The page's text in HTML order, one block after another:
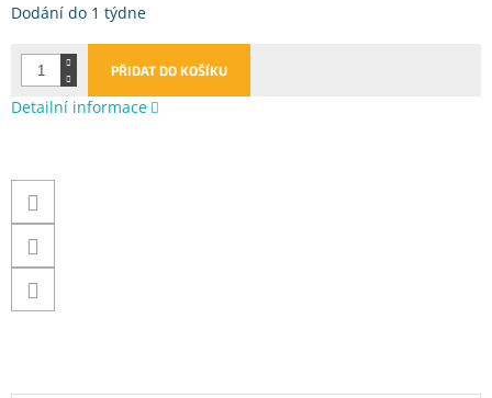
Měrná
Dodání do 1 týdne
PŘIDAT DO KOŠÍKU
Detailní informace